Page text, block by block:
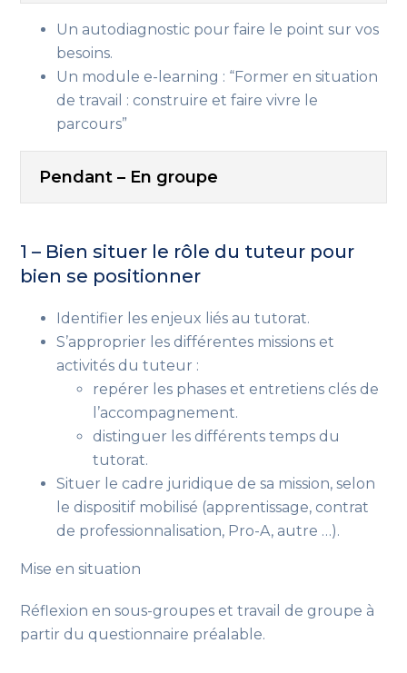
Un autodiagnostic pour faire le point sur vos
besoins.
Un module e-learning : “Former en situation
de travail : construire et faire vivre le
parcours”
Pendant – En groupe
1 – Bien situer le rôle du tuteur pour
bien se positionner
Identifier les enjeux liés au tutorat.
S’approprier les différentes missions et
activités du tuteur :
repérer les phases et entretiens clés de
l’accompagnement.
distinguer les différents temps du
tutorat.
Situer le cadre juridique de sa mission, selon
le dispositif mobilisé (apprentissage, contrat
de professionnalisation, Pro-A, autre …).
Mise en situation
Réflexion en sous-groupes et travail de groupe à
partir du questionnaire préalable.